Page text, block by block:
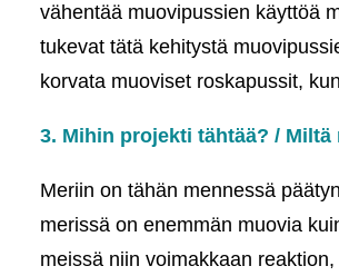
vähentää muovipussien käyttöä
tukevat tätä kehitystä
korvata muoviset roskapussit,
3. Mihin projekti tähtää? /
Meriin on tähän mennessä
merissä on enemmän muovia
meissä niin voimakkaan